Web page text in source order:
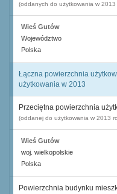
(oddanych do użytkowania w 2013
Wieś Gutów
Województwo
Polska
Łączna powierzchnia
użytkowania w 2013
Przeciętna powierzchnia
(oddanej do użytkowania w 2013
Wieś Gutów
woj. wielkopolskie
Polska
Powierzchnia budynku